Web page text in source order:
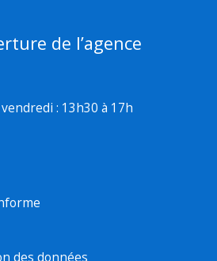
de l’agence
: 13h30 à 17h
des données